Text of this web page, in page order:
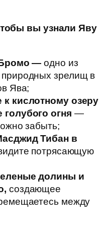
вы узнали Яву
Бромо —одно из
зрелищ в
Ява;
кислотному озеру
огня —
забыть;
Тибан в
потрясающую
долины и
создающее
между